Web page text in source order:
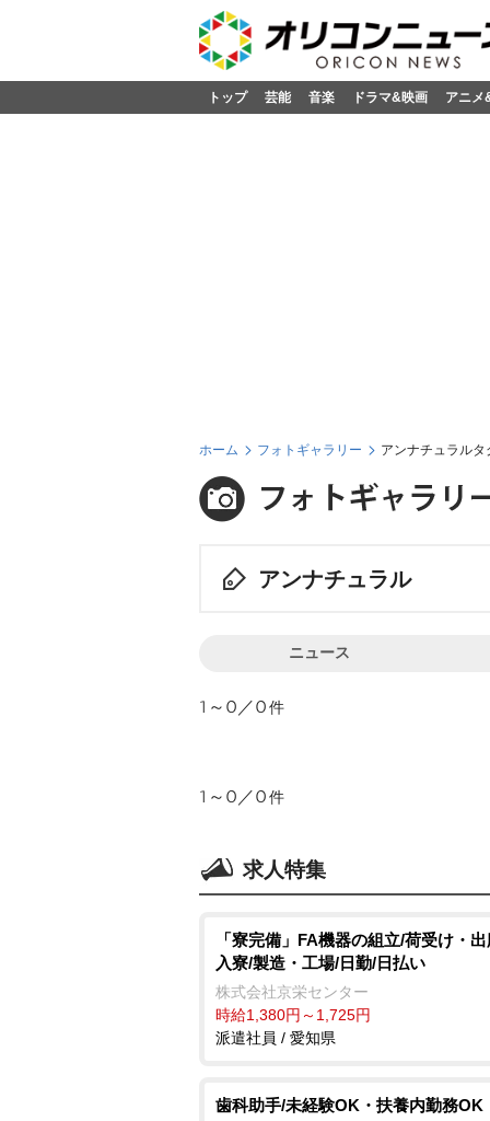
トップ 芸能 音楽 ドラマ&映画 アニメ
ホーム フォトギャラリー アンナチュラルタ
アンナチュラル
ニュース
1～0／0件
1～0／0件
求人特集
「寮完備」FA機器の組立/荷受け・
入寮/製造・工場/日勤/日払い
株式会社京栄センター
時給1,380円～1,725円
派遣社員 / 愛知県
歯科助手/未経験OK・扶養内勤務OK